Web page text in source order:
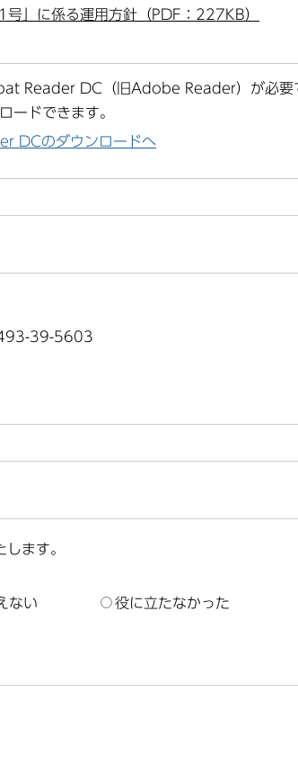
号」に係る運用方針（PDF：227KB）
Reader DC（旧Adobe Reader）が必要
ードできます。
DCのダウンロードへ
39-5603
ます。
ない 役に立たなかった